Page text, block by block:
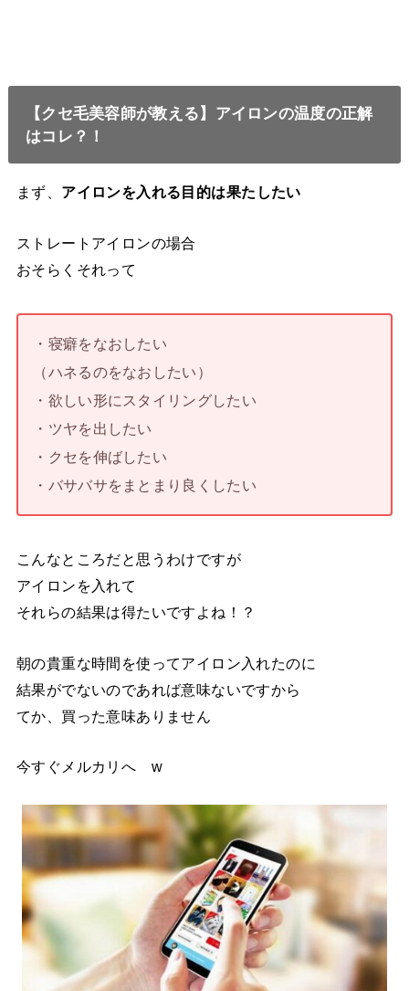
【クセ毛美容師が教える】アイロンの温度の正解
はコレ？！
まず、 アイロンを入れる目的は果たしたい
ストレートアイロンの場合
おそらくそれって
・寝癖をなおしたい
（ハネるのをなおしたい）
・欲しい形にスタイリングしたい
・ツヤを出したい
・クセを伸ばしたい
・バサバサをまとまり良くしたい
こんなところだと思うわけですが
アイロンを入れて
それらの結果は得たいですよね！？
朝の貴重な時間を使ってアイロン入れたのに
結果がでないのであれば意味ないですから
てか、買った意味ありません
今すぐメルカリへ w